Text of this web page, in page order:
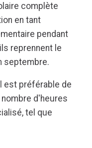
complète
en tant
pendant
reprennent le
septembre.
est préférable de
d'heures
tel que